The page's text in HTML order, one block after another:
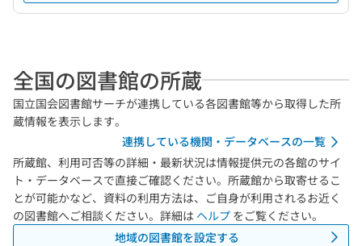
全国の図書館の所蔵
国立国会図書館サーチが連携している各図書館等から取得した所
蔵情報を表示します。
連携している機関・データベースの一覧
所蔵館、利用可否等の詳細・最新状況は情報提供元の各館のサイ
ト・データベースで直接ご確認ください。所蔵館から取寄せるこ
とが可能かなど、資料の利用方法は、ご自身が利用されるお近く
の図書館へご相談ください。詳細は ヘルプ をご覧ください。
地域の図書館を設定する